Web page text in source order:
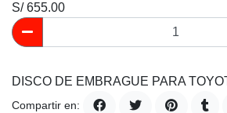
S/ 655.00
DISCO DE EMBRAGUE PARA
Compartir en: